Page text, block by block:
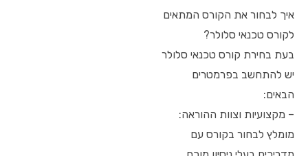
איך לבחור את הקורס המתאים
לקורס טכנאי סלולר?
בעת בחירת קורס טכנאי סלולר
יש להתחשב בפרמטרים
הבאים:
– מקצועיות וצוות ההוראה:
מומלץ לבחור בקורס עם